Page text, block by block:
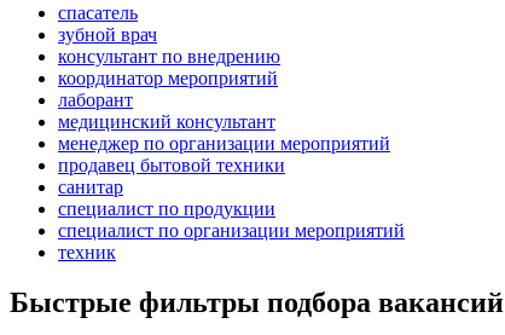
спасатель
зубной врач
консультант по внедрению
координатор мероприятий
лаборант
медицинский консультант
менеджер по организации мероприятий
продавец бытовой техники
санитар
специалист по продукции
специалист по организации мероприятий
техник
Быстрые фильтры подбора вакансий